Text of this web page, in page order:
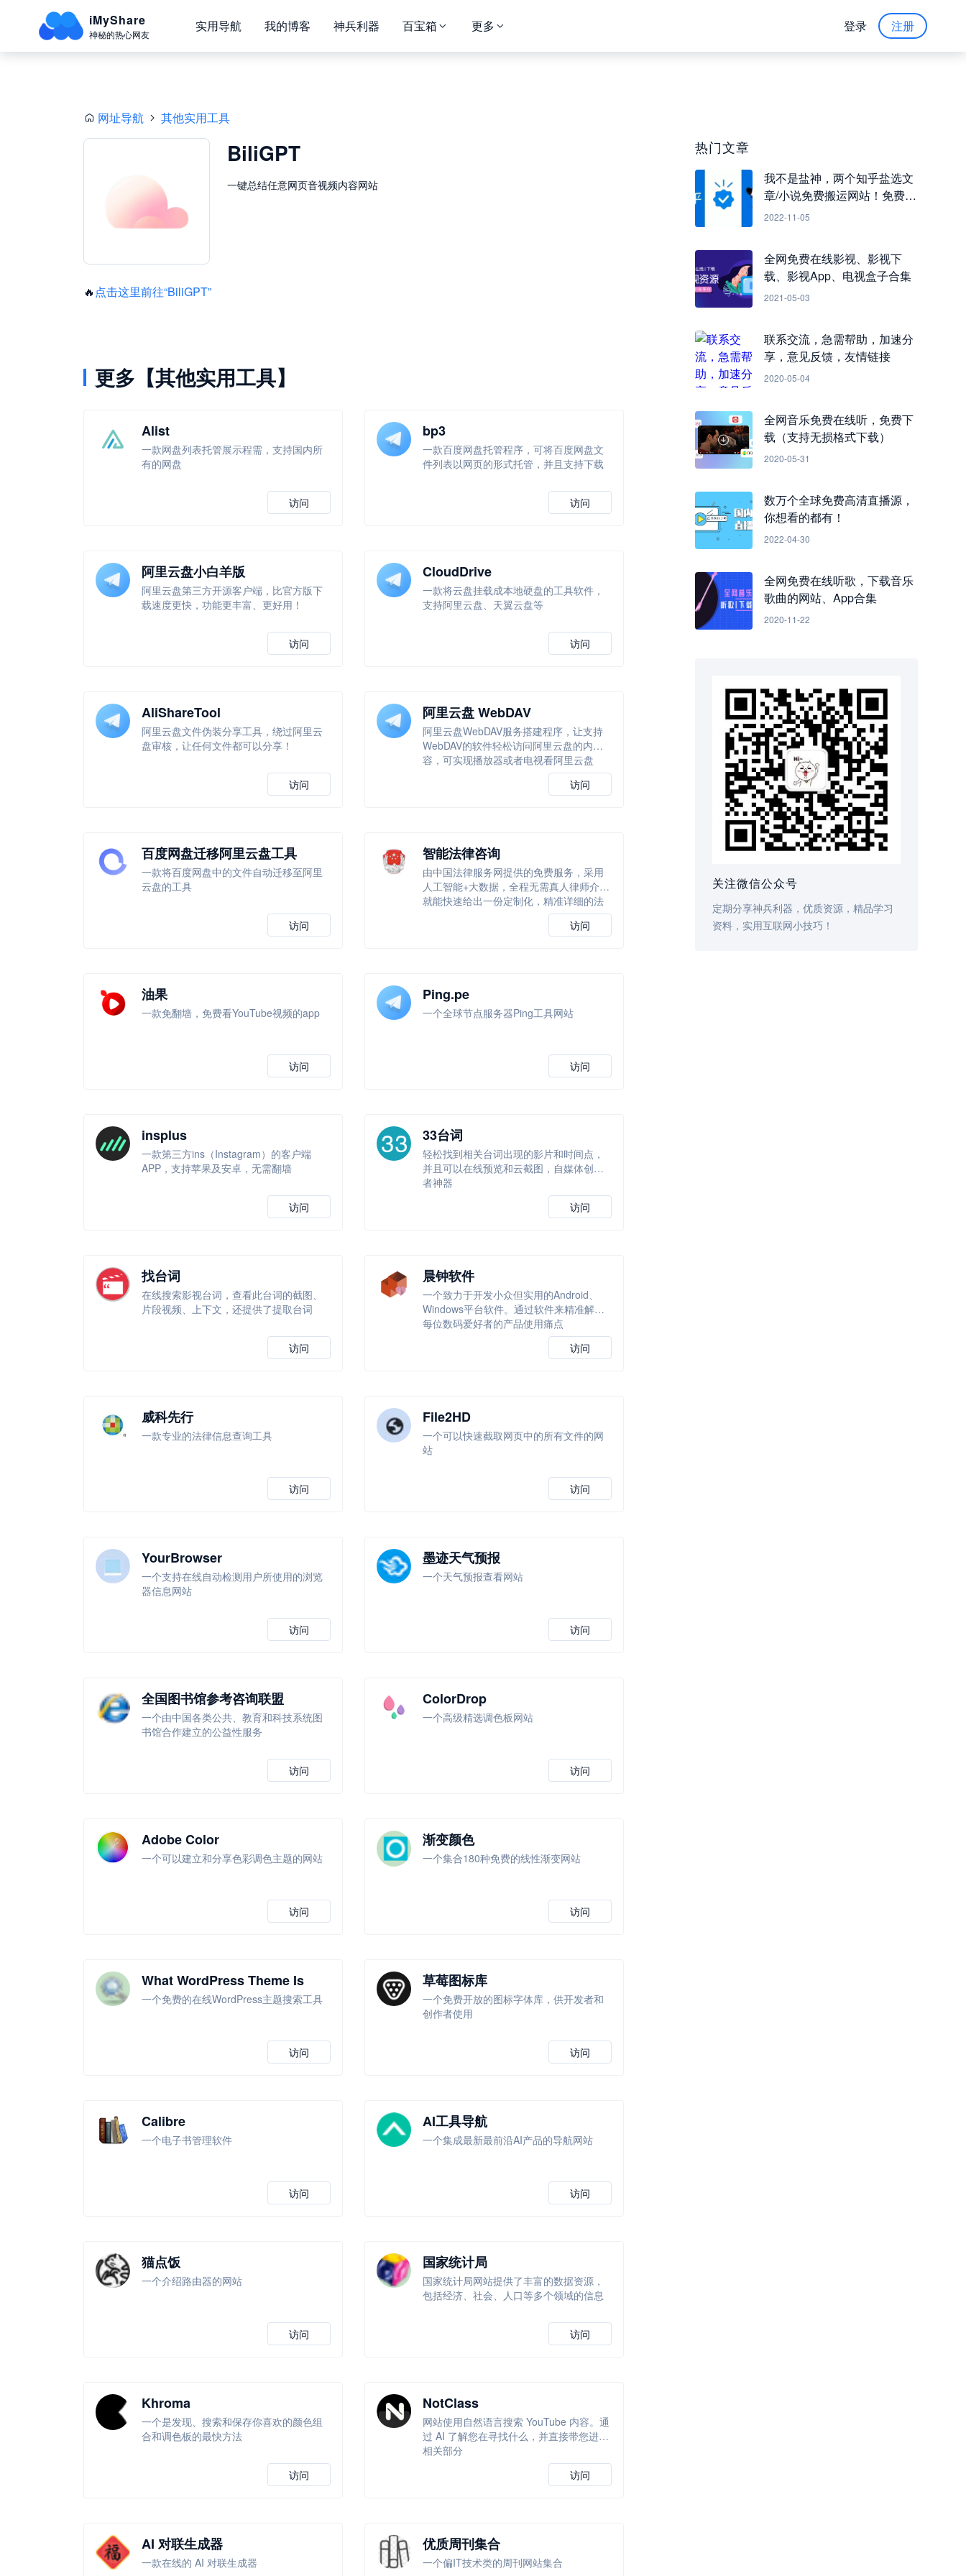
iMyShare
神秘的热心网友
实用导航 我的博客 神兵利器 百宝箱 更多 注册
登录
热门文章
我不是盐神，两个知乎盐选文
章/小说免费搬运网站！免费看
知乎小说
2022-11-05
全网免费在线影视、影视下
载、影视App、电视盒子合集
2021-05-03
联系交流，急需帮助，加速分
享，意见反馈，友情链接
2020-05-04
全网音乐免费在线听，免费下
载（支持无损格式下载）
2020-05-31
数万个全球免费高清直播源，
你想看的都有！
2022-04-30
全网免费在线听歌，下载音乐
歌曲的网站、App合集
2020-11-22
关注微信公众号
定期分享神兵利器，优质资源，精品学习
资料，实用互联网小技巧！
网址导航 其他实用工具
BiliGPT
一键总结任意网页音视频内容网站
🔥 点击这里前往“BiliGPT”
更多【其他实用工具】
Alist
一款网盘列表托管展示程需，支持国内所
有的网盘
访问
bp3
一款百度网盘托管程序，可将百度网盘文
件列表以网页的形式托管，并且支持下载
访问
阿里云盘小白羊版
阿里云盘第三方开源客户端，比官方版下
载速度更快，功能更丰富、更好用！
访问
CloudDrive
一款将云盘挂载成本地硬盘的工具软件，
支持阿里云盘、天翼云盘等
访问
AliShareTool
阿里云盘文件伪装分享工具，绕过阿里云
盘审核，让任何文件都可以分享！
访问
阿里云盘 WebDAV
阿里云盘WebDAV服务搭建程序，让支持
WebDAV的软件轻松访问阿里云盘的内
容，可实现播放器或者电视看阿里云盘
访问
百度网盘迁移阿里云盘工具
一款将百度网盘中的文件自动迁移至阿里
云盘的工具
访问
智能法律咨询
由中国法律服务网提供的免费服务，采用
人工智能+大数据，全程无需真人律师介入
就能快速给出一份定制化，精准详细的法
访问
油果
一款免翻墙，免费看YouTube视频的app
访问
Ping.pe
一个全球节点服务器Ping工具网站
访问
insplus
一款第三方ins（Instagram）的客户端
APP，支持苹果及安卓，无需翻墙
访问
33台词
轻松找到相关台词出现的影片和时间点，
并且可以在线预览和云截图，自媒体创作
者神器
访问
找台词
在线搜索影视台词，查看此台词的截图、
片段视频、上下文，还提供了提取台词
访问
晨钟软件
一个致力于开发小众但实用的Android、
Windows平台软件。通过软件来精准解决
每位数码爱好者的产品使用痛点
访问
威科先行
一款专业的法律信息查询工具
访问
File2HD
一个可以快速截取网页中的所有文件的网
站
访问
YourBrowser
一个支持在线自动检测用户所使用的浏览
器信息网站
访问
墨迹天气预报
一个天气预报查看网站
访问
全国图书馆参考咨询联盟
一个由中国各类公共、教育和科技系统图
书馆合作建立的公益性服务
访问
ColorDrop
一个高级精选调色板网站
访问
Adobe Color
一个可以建立和分享色彩调色主题的网站
访问
渐变颜色
一个集合180种免费的线性渐变网站
访问
What WordPress Theme Is
That
一个免费的在线WordPress主题搜索工具
访问
草莓图标库
一个免费开放的图标字体库，供开发者和
创作者使用
访问
Calibre
一个电子书管理软件
访问
AI工具导航
一个集成最新最前沿AI产品的导航网站
访问
猫点饭
一个介绍路由器的网站
访问
国家统计局
国家统计局网站提供了丰富的数据资源，
包括经济、社会、人口等多个领域的信息
访问
Khroma
一个是发现、搜索和保存你喜欢的颜色组
合和调色板的最快方法
访问
NotClass
网站使用自然语言搜索 YouTube 内容。通
过 AI 了解您在寻找什么，并直接带您进入
相关部分
访问
AI 对联生成器
一款在线的 AI 对联生成器
优质周刊集合
一个偏IT技术类的周刊网站集合